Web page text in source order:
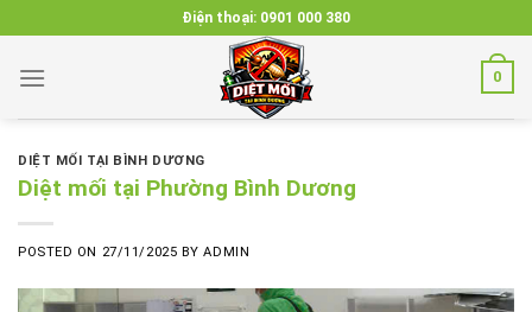
to
content
Điện thoại: 0901 000 380
0
DIỆT MỐI TẠI BÌNH DƯƠNG
Diệt mối tại Phường Bình Dương
POSTED ON 27/11/2025 BYADMIN